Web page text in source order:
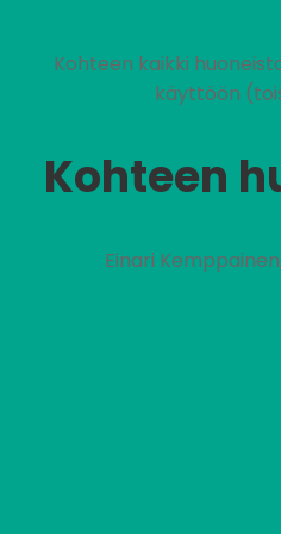
Kohteen kaikki
käyttöön
Kohteen
Einari